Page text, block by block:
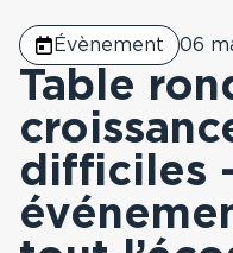
L’Observatoire
Rebond
Nos soutiens
Nos actualités
Auvergne
Alpes
Grand Est
Grand Ouest
Faire un don
Évènement 06
Table
difficiles